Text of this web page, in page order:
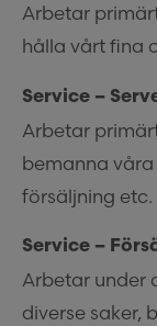
Arbetar
hålla vårt fina
Service –
Arbetar
bemanna våra
försäljning etc.
Service –
Arbetar under
diverse saker,